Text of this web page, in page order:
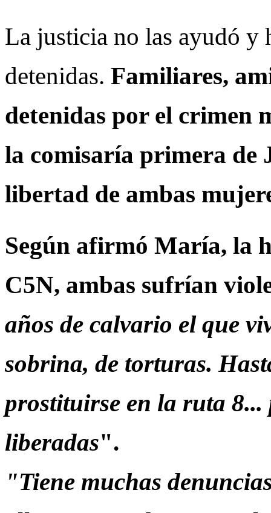
La justicia no las ayudó y
detenidas. Familiares,
detenidas por el crimen
la comisaría primera de
libertad de ambas
Según afirmó María, la
C5N, ambas sufrían
años de calvario el que
sobrina, de torturas.
prostituirse en la ruta 8...
liberadas".
"Tiene muchas